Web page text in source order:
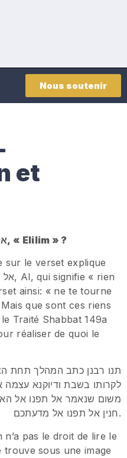
Nous soutenir
et
, « Elilim » ?
sur le verset explique
ainsi: « ne te tourne
que sont ces riens
Traité Shabbat 149a
réaliser de quoi le
תנו רבנן כתב המהלך תחת
לקרותו בשבת ודיוקנא
משום שנאמר אל תפנו אל
חנין אל תפנו אל מדעתכם.
n’a pas le droit de lire le
trouve sous une image